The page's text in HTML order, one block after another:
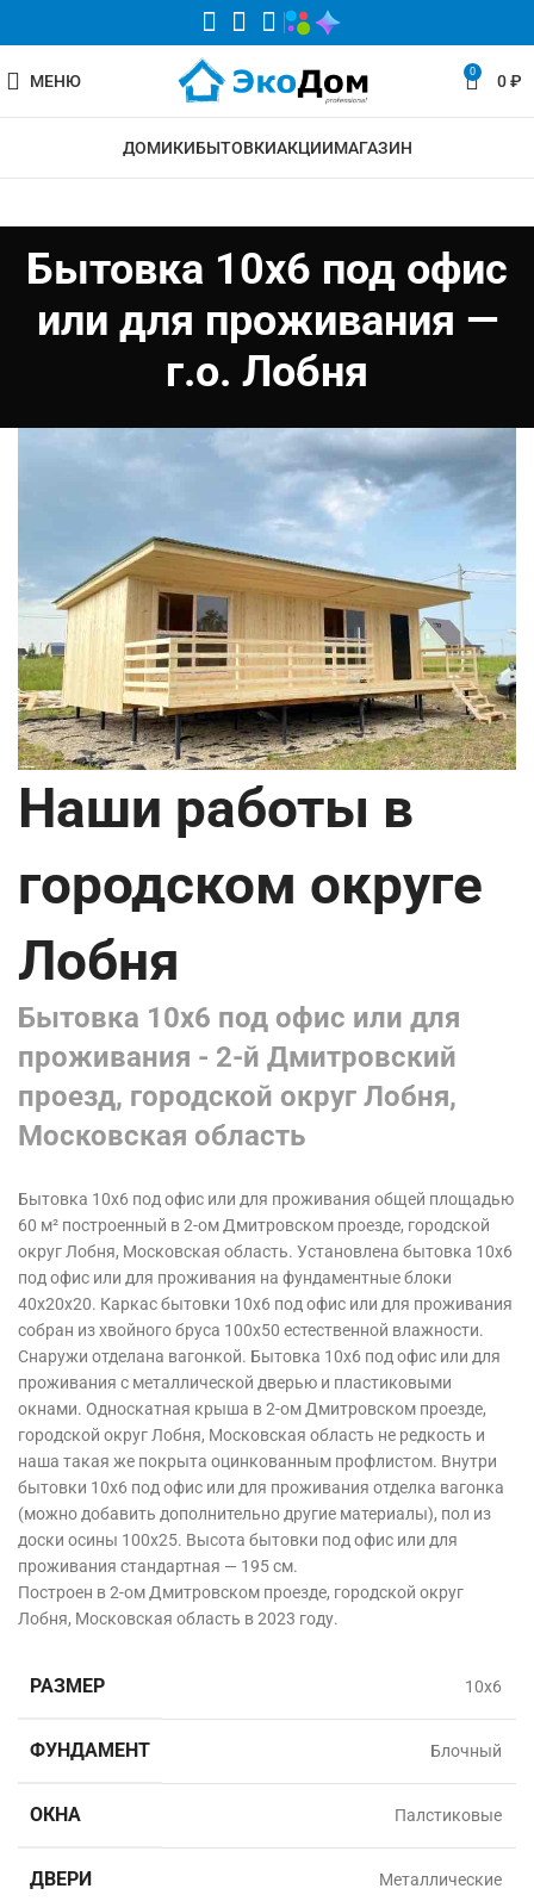
МЕНЮ 0 0₽
ДОМИКИБЫТОВКИАКЦИИМАГАЗИН
Бытовка 10х6 под офис
или для проживания —
г.о. Лобня
Наши работы в
городском округе
Лобня
Бытовка 10х6 под офис или для
проживания - 2-й Дмитровский
проезд, городской округ Лобня,
Московская область
Бытовка 10х6 под офис или для проживания общей площадью
60 м² построенный в 2-ом Дмитровском проезде, городской
округ Лобня, Московская область. Установлена бытовка 10х6
под офис или для проживания на фундаментные блоки
40х20х20. Каркас бытовки 10х6 под офис или для проживания
собран из хвойного бруса 100х50 естественной влажности.
Снаружи отделана вагонкой. Бытовка 10х6 под офис или для
проживания с металлической дверью и пластиковыми
окнами. Односкатная крыша в 2-ом Дмитровском проезде,
городской округ Лобня, Московская область не редкость и
наша такая же покрыта оцинкованным профлистом. Внутри
бытовки 10х6 под офис или для проживания отделка вагонка
(можно добавить дополнительно другие материалы), пол из
доски осины 100х25. Высота бытовки под офис или для
проживания стандартная — 195 см.
Построен в 2-ом Дмитровском проезде, городской округ
Лобня, Московская область в2023 году.
РАЗМЕР 10х6
ФУНДАМЕНТ Блочный
ОКНА Палстиковые
ДВЕРИ Металлические